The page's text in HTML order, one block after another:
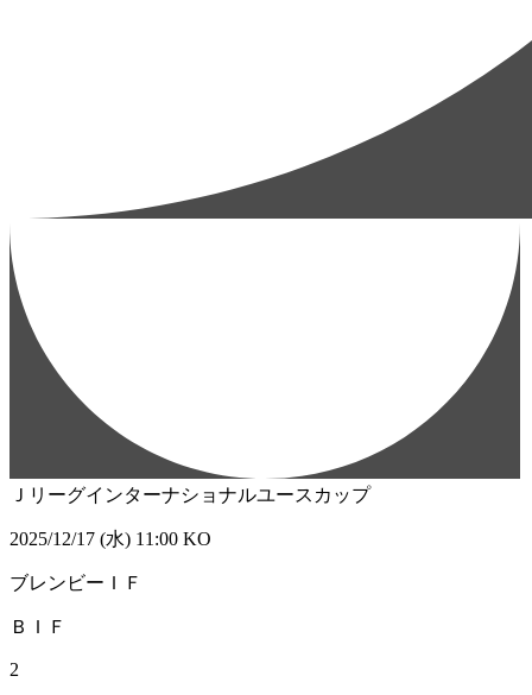
Ｊリーグインターナショナルユースカップ
2025/12/17 (水) 11:00 KO
ブレンビーＩＦ
ＢＩＦ
2